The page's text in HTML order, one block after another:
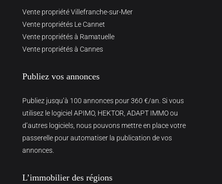
Vente propriété Villefranche-sur-Mer
Vente propriétés Le Cannet
Vente propriétés à Ramatuelle
Vente propriétés à Cannes
Publiez vos annonces
Publiez jusqu’à 100 annonces pour 360 €/an. Si vous
utilisez le logiciel APIMO, HEKTOR, ADAPT IMMO ou
d’autres logiciels, nous pouvons mettre en place votre
passerelle pour automatiser la publication de vos
annonces.
L’immobilier des régions